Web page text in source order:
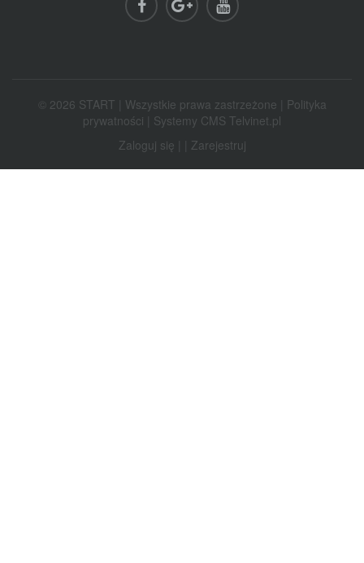
© 2026 START | Wszystkie prawa zastrzeżone |
Polityka
prywatności
Systemy CMS Telvinet.pl
Zaloguj się
Zarejestruj